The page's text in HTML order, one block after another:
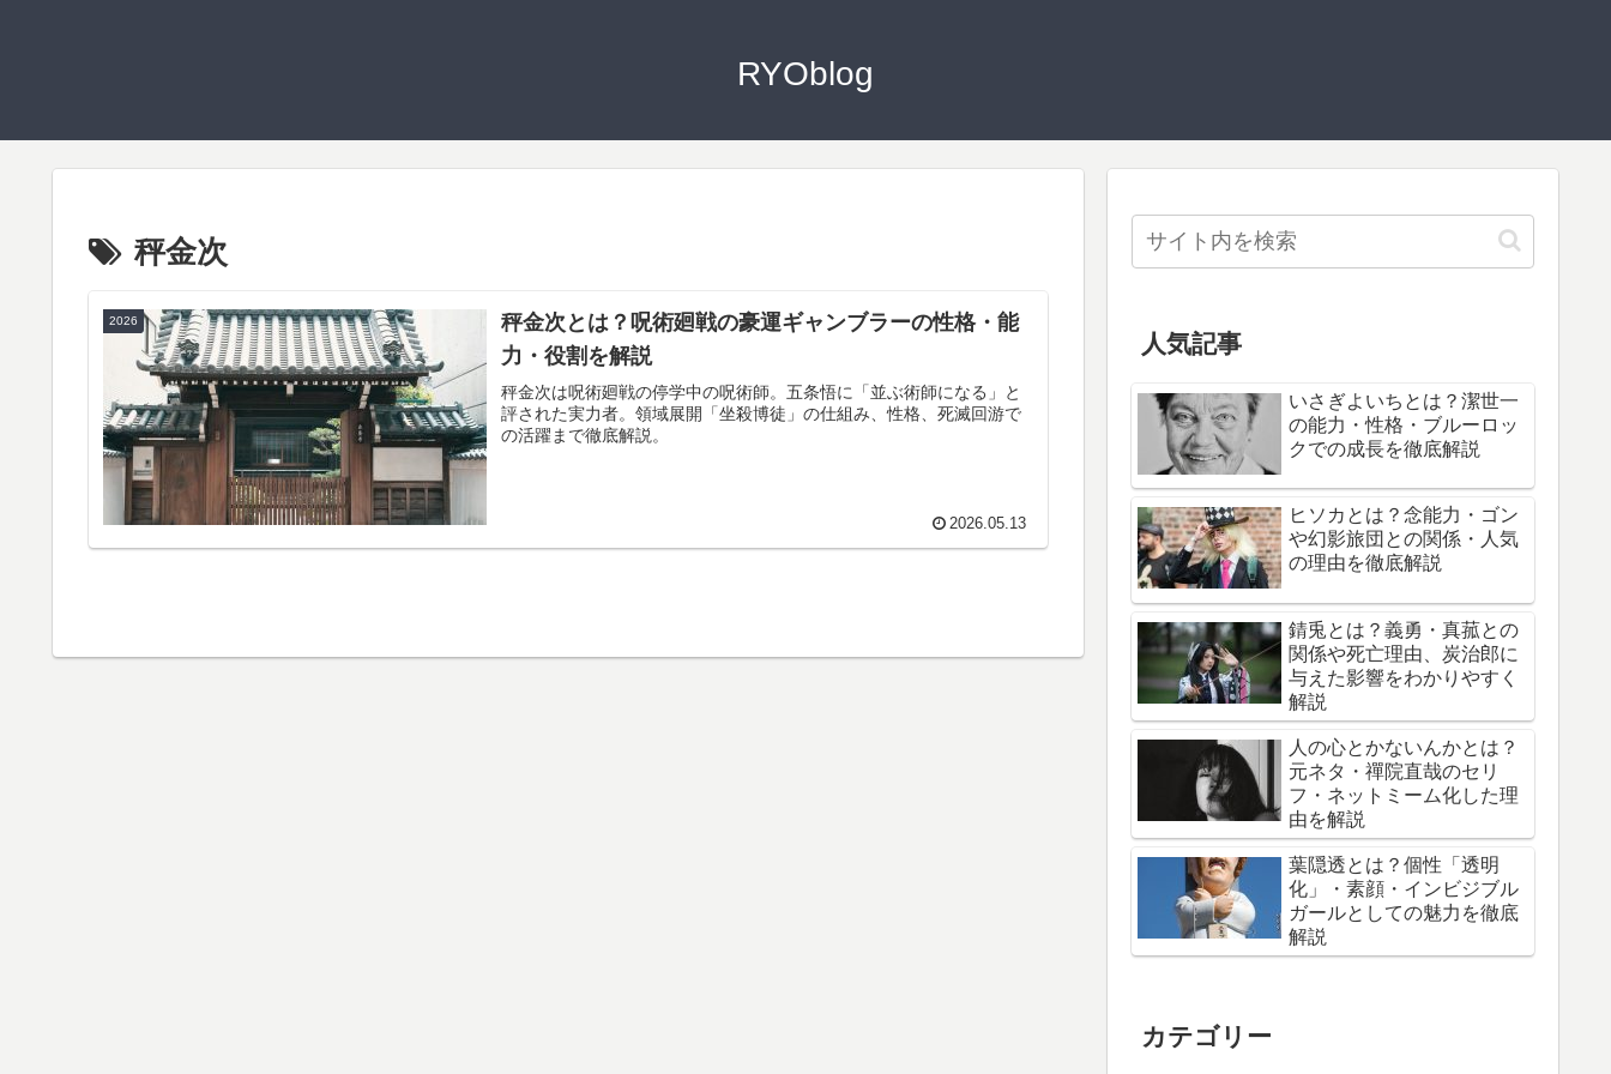
RYOblog
秤金次
2026
秤金次とは？呪術廻戦の豪運ギャンブラーの性格・能
力・役割を解説
秤金次は呪術廻戦の停学中の呪術師。五条悟に「並ぶ術師になる」と
評された実力者。領域展開「坐殺博徒」の仕組み、性格、死滅回游で
の活躍まで徹底解説。
2026.05.13
人気記事
いさぎよいちとは？潔世一
の能力・性格・ブルーロッ
クでの成長を徹底解説
ヒソカとは？念能力・ゴン
や幻影旅団との関係・人気
の理由を徹底解説
錆兎とは？義勇・真菰との
関係や死亡理由、炭治郎に
与えた影響をわかりやすく
解説
人の心とかないんかとは？
元ネタ・禪院直哉のセリ
フ・ネットミーム化した理
由を解説
葉隠透とは？個性「透明
化」・素顔・インビジブル
ガールとしての魅力を徹底
解説
カテゴリー